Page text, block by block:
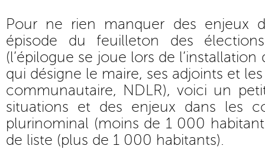
Pour ne rien manquer des enjeux
épisode du feuilleton des
(l’épilogue se joue lors de
qui désigne le maire, ses adjoints et
communautaire, NDLR), voici un
situations et des enjeux dans les
plurinominal (moins de 1 000
de liste (plus de 1 000 habitants).